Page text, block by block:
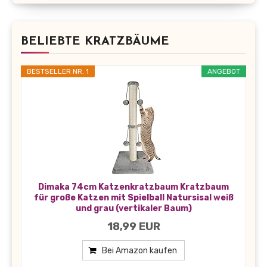
BELIEBTE KRATZBÄUME
ANGEBOT
BESTSELLER NR. 1
Dimaka 74cm Katzenkratzbaum Kratzbaum
für große Katzen mit Spielball Natursisal weiß
und grau (vertikaler Baum)
18,99 EUR
Bei Amazon kaufen